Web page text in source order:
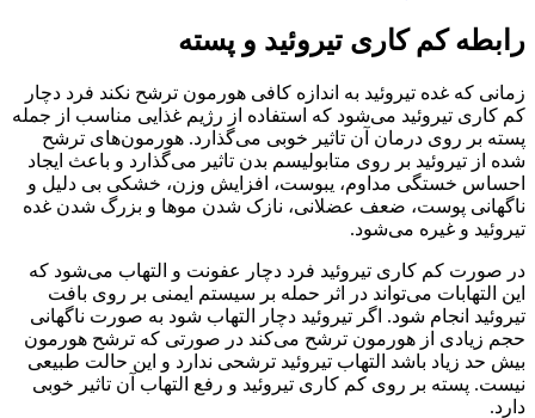
رابطه کم کاری تیروئید و پسته
زمانی که غده تیروئید به اندازه کافی هورمون ترشح نکند فرد دچار
کم کاری تیروئید می‌شود که استفاده از رژیم غذایی مناسب از جمله
پسته بر روی درمان آن تاثیر خوبی می‌گذارد. هورمون‌های ترشح
شده از تیروئید بر روی متابولیسم بدن تاثیر می‌گذارد و باعث ایجاد
احساس خستگی مداوم، یبوست، افزایش وزن، خشکی بی دلیل و
ناگهانی پوست، ضعف عضلانی، نازک شدن موها و بزرگ شدن غده
تیروئید و غیره می‌شود.
در صورت کم کاری تیروئید فرد دچار عفونت و التهاب می‌شود که
این التهابات می‌تواند در اثر حمله بر سیستم ایمنی بر روی بافت
تیروئید انجام شود. اگر تیروئید دچار التهاب شود به صورت ناگهانی
حجم زیادی از هورمون ترشح می‌کند در صورتی که ترشح هورمون
بیش حد زیاد باشد التهاب تیروئید ترشحی ندارد و این حالت طبیعی
نیست. پسته بر روی کم کاری تیروئید و رفع التهاب آن تاثیر خوبی
دارد.